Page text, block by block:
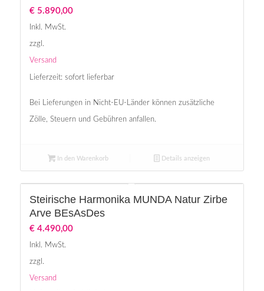
€5.890,00
Inkl. MwSt.
zzgl.
Versand
Lieferzeit: sofort lieferbar
Bei Lieferungen in Nicht-EU-Länder können zusätzliche
Zölle, Steuern und Gebühren anfallen.
In den Warenkorb Details anzeigen
Steirische Harmonika MUNDA Natur Zirbe
Arve BEsAsDes
€4.490,00
Inkl. MwSt.
zzgl.
Versand